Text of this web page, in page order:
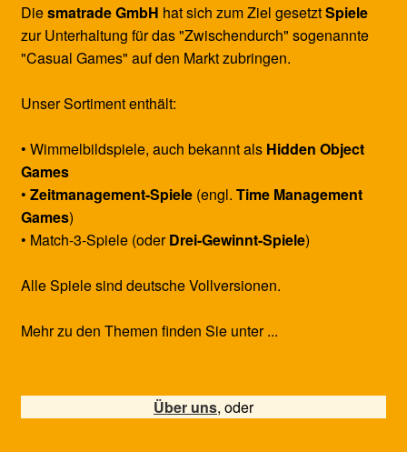
Diesmatrade GmbH hat sich zum Ziel gesetztSpiele
zur Unterhaltung für das "Zwischendurch" sogenannte
"Casual Games" auf den Markt zubringen.
Unser Sortiment enthält:
• Wimmelbildspiele, auch bekannt als Hidden Object
Games
• Zeitmanagement-Spiele(engl. Time Management
Games)
• Match-3-Spiele (oderDrei-Gewinnt-Spiele)
Alle Spiele sind deutsche Vollversionen.
Mehr zu den Themen finden Sie unter ...
Über uns, oder